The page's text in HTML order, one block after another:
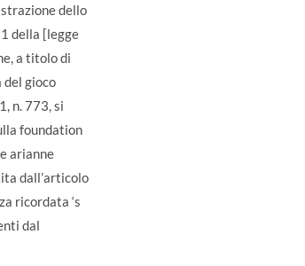
dello
della [legge
a titolo di
del gioco
n. 773, si
foundation
arianne
dall’articolo
ricordata ‘s
dal